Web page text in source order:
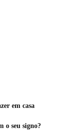
em casa
o seu signo?